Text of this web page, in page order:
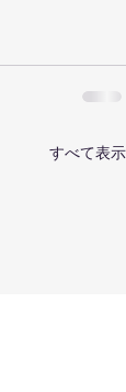
すべて表示